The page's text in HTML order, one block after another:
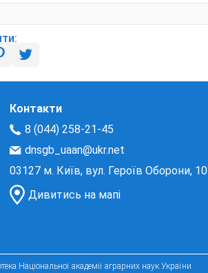
Контакти
8 (044) 258-21-45
dnsgb_uaan@ukr.net
03127 м. Київ, вул. Героїв Оборони, 10
Дивитись на мапі
Національної академії аграрних наук України